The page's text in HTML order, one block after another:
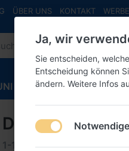
ÜBER UNS KONTAKT
INFO MAI NEU
Die neue MAZ
1-1 von1
Ja, wir
Sie entscheiden,
Entscheidung können
ändern. Weitere Infos